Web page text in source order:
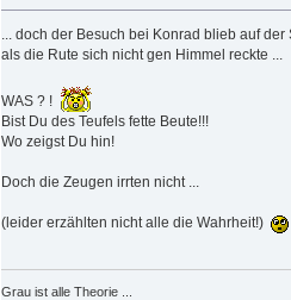
... doch der Besuch bei Konrad blieb auf der
als die Rute sich nicht gen Himmel reckte ...
WAS ? !
Bist Du des Teufels fette Beute!!!
Wo zeigst Du hin!
Doch die Zeugen irrten nicht ...
(leider erzählten nicht alle die Wahrheit!)
Grau ist alle Theorie ...